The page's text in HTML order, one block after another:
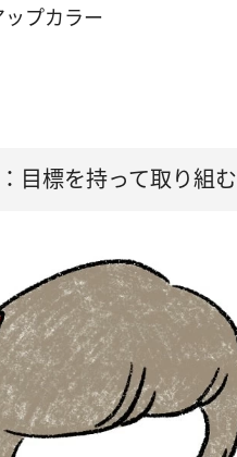
プカラー
目標を持って取り組む